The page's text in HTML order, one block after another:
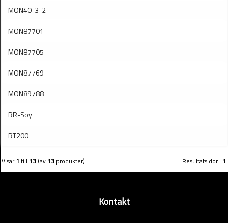
MON40-3-2
MON87701
MON87705
MON87769
MON89788
RR-Soy
RT200
Visar1 till 13 (av 13 produkter) Resultatsidor: 1
Kontakt